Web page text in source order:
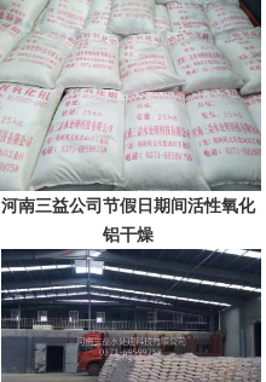
河南三益公司节假日期间活性氧化
铝干燥